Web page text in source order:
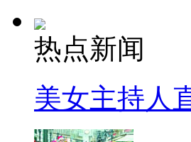
热点新闻
美女主持人